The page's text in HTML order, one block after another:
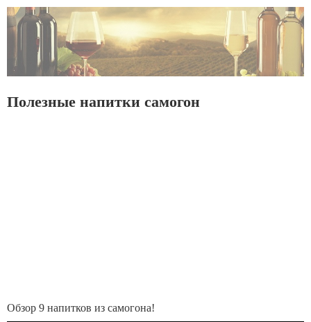
Полезные напитки самогон
Обзор 9 напитков из самогона!